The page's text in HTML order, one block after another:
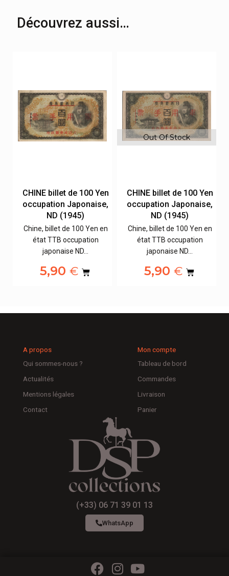
Découvrez aussi…
CHINE billet de 100 Yen
occupation Japonaise,
ND (1945)
Chine, billet de 100 Yen en
état TTB occupation
japonaise ND…
5,90 €
Out Of Stock
CHINE billet de 100 Yen
occupation Japonaise,
ND (1945)
Chine, billet de 100 Yen en
état TTB occupation
japonaise ND…
5,90 €
A propos
Qui sommes-nous ?
Actualités
Mentions légales
Contact
Mon compte
Tableau de bord
Commandes
Livraison
Panier
(+33) 06 71 39 01 13
WhatsApp
F
I
Y